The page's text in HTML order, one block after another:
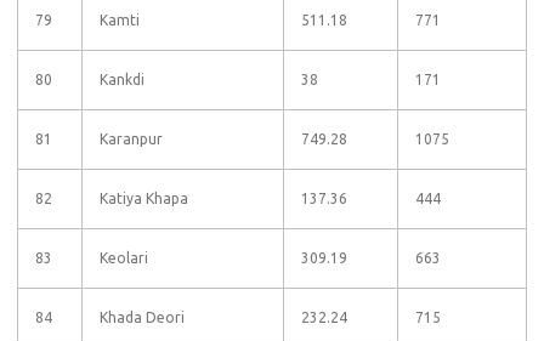
79 Kamti 511.18 771
80 Kankdi 38 171
81 Karanpur 749.28 1075
82 Katiya Khapa 137.36 444
83 Keolari 309.19 663
84 Khada Deori 232.24 715